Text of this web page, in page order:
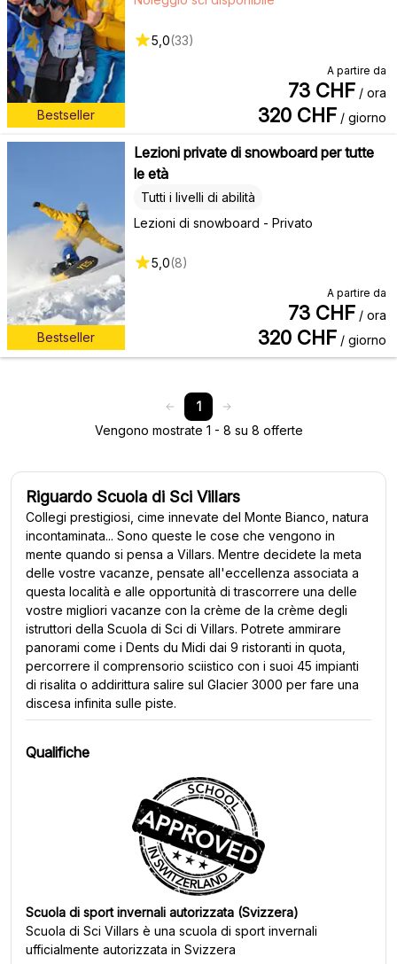
Bestseller
5,0(33)
A partire da
73 CHF / ora
320 CHF / giorno
Bestseller
Lezioni private di snowboard per tutte
le età
Lezioni di snowboard - Privato
Tutti i livelli di abilità
5,0(8)
A partire da
73 CHF / ora
320 CHF / giorno
1
Vengono mostrate 1 - 8 su 8 offerte
Riguardo Scuola di Sci Villars
Collegi prestigiosi, cime innevate del Monte Bianco, natura
incontaminata... Sono queste le cose che vengono in
mente quando si pensa a Villars. Mentre decidete la meta
delle vostre vacanze, pensate all'eccellenza associata a
questa località e alle opportunità di trascorrere una delle
vostre migliori vacanze con la crème de la crème degli
istruttori della Scuola di Sci di Villars. Potrete ammirare
panorami come i Dents du Midi dai 9 ristoranti in quota,
percorrere il comprensorio sciistico con i suoi 45 impianti
di risalita o addirittura salire sul Glacier 3000 per fare una
discesa infinita sulle piste.
Qualifiche
Scuola di sport invernali autorizzata (Svizzera)
Scuola di Sci Villars è una scuola di sport invernali
ufficialmente autorizzata in Svizzera